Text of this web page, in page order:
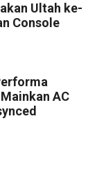
Ultah ke-
Console
AC